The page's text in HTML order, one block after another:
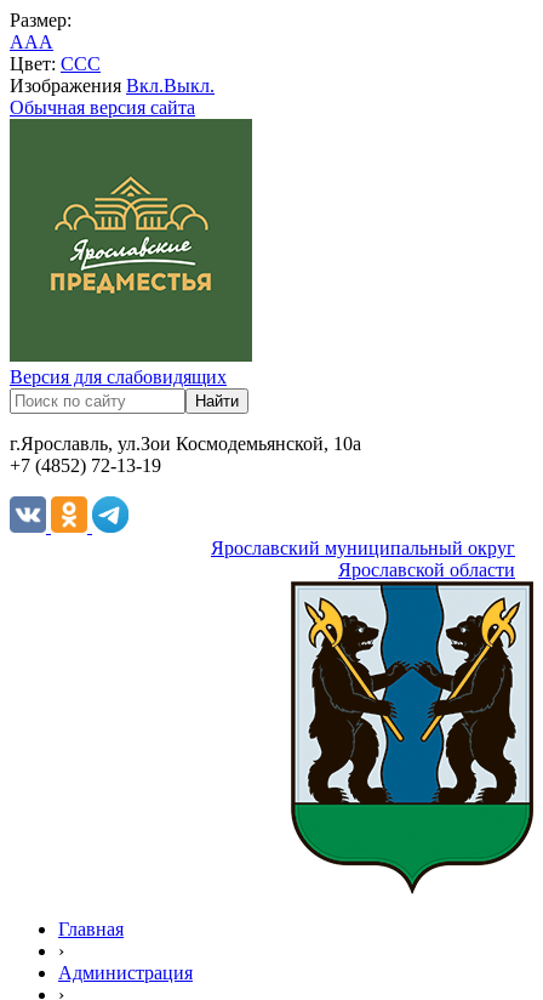
Размер:
AAA
Цвет: CCC
Изображения Вкл.Выкл.
Обычная версия сайта
Версия для слабовидящих
г.Ярославль, ул.Зои Космодемьянской, 10а
+7 (4852) 72-13-19
Ярославский муниципальный округ
Ярославской области
Главная
›
Администрация
›